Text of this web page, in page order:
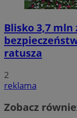
Blisko 3,7 mln
ratusza
2
reklama
Zobacz